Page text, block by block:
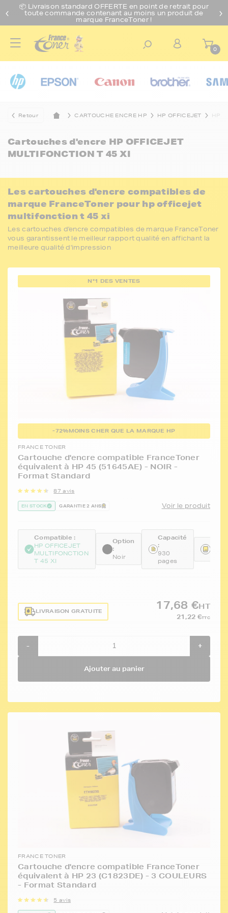
📦 Livraison standard OFFERTE en point de retrait pour
toute commande contenant au moins un produit de
marque FranceToner !
0
Retour CARTOUCHE ENCRE HP HP OFFICEJET HP
Cartouches d'encre HP OFFICEJET
MULTIFONCTION T 45 XI
Les cartouches d'encre compatibles de
marque FranceToner pour hp officejet
multifonction t 45 xi
Les cartouches d'encre compatibles de marque FranceToner
vous garantissent le meilleur rapport qualité en affichant la
meilleure qualité d'impression
N°1 DES VENTES
-72%MOINS CHER QUE LA MARQUE HP
FRANCE TONER
Cartouche d'encre compatible FranceToner
équivalent à HP 45 (51645AE) - NOIR -
Format Standard
87 avis
EN STOCK GARANTIE 2 ANS Voir le produit
Compatible :
HP OFFICEJET
MULTIFONCTION
T 45 XI
Option
:
Noir
Capacité
:
930
pages
LIVRAISON GRATUITE
17,68 €HT
21,22 €TTC
- +
Ajouter au panier
FRANCE TONER
Cartouche d'encre compatible FranceToner
équivalent à HP 23 (C1823DE) - 3 COULEURS
- Format Standard
5 avis